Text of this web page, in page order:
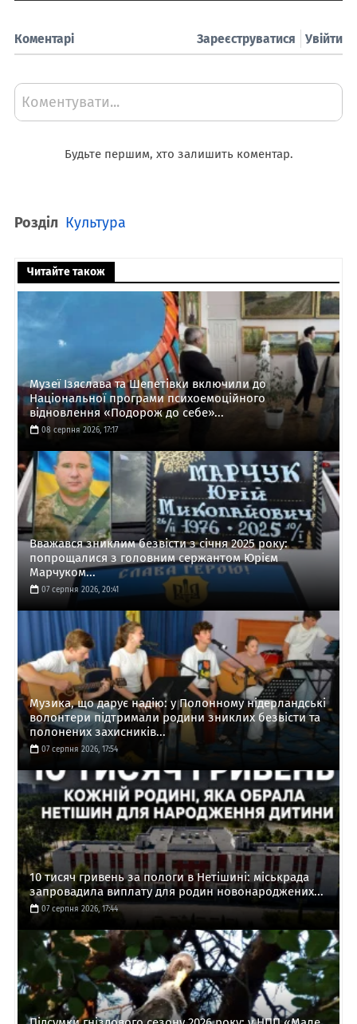
Коментарі Увійти
Зареєструватися
Коментувати...
Будьте першим, хто залишить коментар.
Розділ Культура
Читайте також
Музеї Ізяслава та Шепетівки включили до
Національної програми психоемоційного
відновлення «Подорож до себе»...
08 серпня 2026, 17:17
Вважався зниклим безвісти з січня 2025 року:
попрощалися з головним сержантом Юрієм
Марчуком...
07 серпня 2026, 20:41
Музика, що дарує надію: у Полонному нідерландські
волонтери підтримали родини зниклих безвісти та
полонених захисників...
07 серпня 2026, 17:54
10 тисяч гривень за пологи в Нетішині: міськрада
запровадила виплату для родин новонароджених...
07 серпня 2026, 17:44